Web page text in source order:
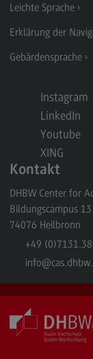
Kontakt
Governance
Kontakt
Informatik
Informatik
Profil-O-
Leichte Sprache
Erklärung der
Gebärdensprache
Instagram
LinkedIn
Youtube
XING
Kontakt
DHBW Center for
Bildungscampus 13
74076 Heilbronn
+49
info